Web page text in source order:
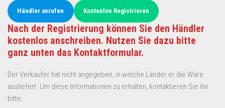
Händler anrufen Kostenlos Registrieren
Nach der Registrierung können Sie den Händler
kostenlos anschreiben. Nutzen Sie dazu bitte
ganz unten das Kontaktformular.
Der Verkäufer hat nicht angegeben, in welche Länder er die Ware
ausliefert. Um diese Informationen zu erhalten, kontaktieren Sie ihn
bitte.